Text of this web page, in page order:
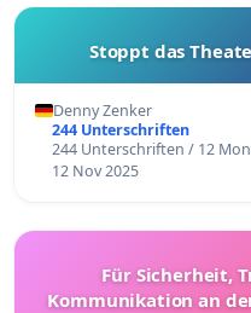
Stoppt das
Denny Zenker
244 Unterschriften
244 Unterschriften / 12
12 Nov 2025
Für Sicherheit,
Kommunikation an